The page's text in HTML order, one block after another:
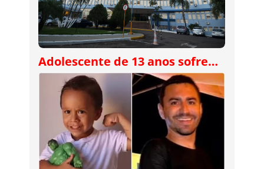
Adolescente de 13 anos sofre…